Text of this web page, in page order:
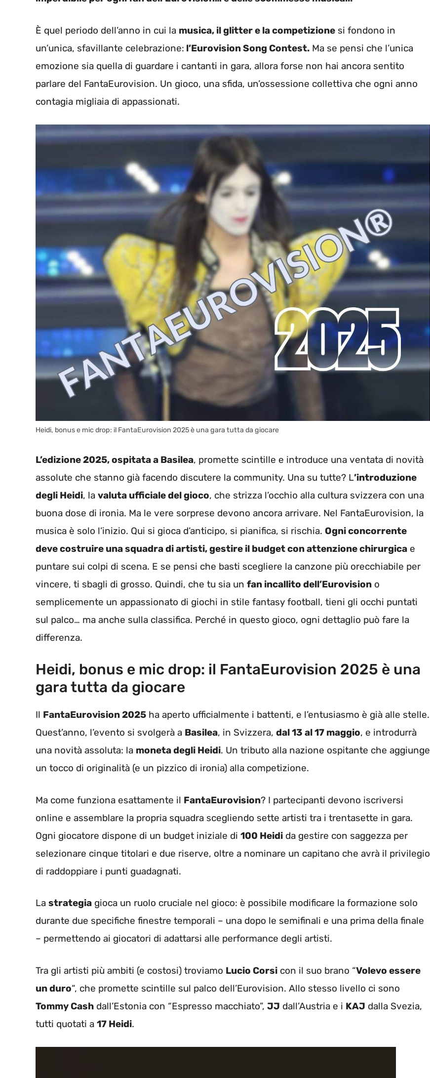
È quel periodo dell’anno in cui la musica, il glitter e la competizione si fondono in
un’unica, sfavillante celebrazione: l’Eurovision Song Contest. Ma se pensi che l’unica
emozione sia quella di guardare i cantanti in gara, allora forse non hai ancora sentito
parlare del FantaEurovision. Un gioco, una sfida, un’ossessione collettiva che ogni anno
contagia migliaia di appassionati.
Heidi, bonus e mic drop: il FantaEurovision 2025 è una gara tutta da giocare
L’edizione 2025, ospitata a Basilea, promette scintille e introduce una ventata di novità
assolute che stanno già facendo discutere la community. Una su tutte? L’introduzione
degli Heidi, la valuta ufficiale del gioco, che strizza l’occhio alla cultura svizzera con una
buona dose di ironia. Ma le vere sorprese devono ancora arrivare. Nel FantaEurovision, la
musica è solo l’inizio. Qui si gioca d’anticipo, si pianifica, si rischia. Ogni concorrente
deve costruire una squadra di artisti, gestire il budget con attenzione chirurgica e
puntare sui colpi di scena. E se pensi che basti scegliere la canzone più orecchiabile per
vincere, ti sbagli di grosso. Quindi, che tu sia un fan incallito dell’Eurovision o
semplicemente un appassionato di giochi in stile fantasy football, tieni gli occhi puntati
sul palco… ma anche sulla classifica. Perché in questo gioco, ogni dettaglio può fare la
differenza.
Heidi, bonus e mic drop: il FantaEurovision 2025 è una
gara tutta da giocare
Il FantaEurovision 2025 ha aperto ufficialmente i battenti, e l’entusiasmo è già alle stelle.
Quest’anno, l’evento si svolgerà a Basilea, in Svizzera, dal 13 al 17 maggio, e introdurrà
una novità assoluta: la moneta degli Heidi. Un tributo alla nazione ospitante che aggiunge
un tocco di originalità (e un pizzico di ironia) alla competizione.
Ma come funziona esattamente il FantaEurovision? I partecipanti devono iscriversi
online e assemblare la propria squadra scegliendo sette artisti tra i trentasette in gara.
Ogni giocatore dispone di un budget iniziale di 100 Heidi da gestire con saggezza per
selezionare cinque titolari e due riserve, oltre a nominare un capitano che avrà il privilegio
di raddoppiare i punti guadagnati.
La strategia gioca un ruolo cruciale nel gioco: è possibile modificare la formazione solo
durante due specifiche finestre temporali – una dopo le semifinali e una prima della finale
– permettendo ai giocatori di adattarsi alle performance degli artisti.
Tra gli artisti più ambiti (e costosi) troviamo Lucio Corsi con il suo brano “Volevo essere
un duro“, che promette scintille sul palco dell’Eurovision. Allo stesso livello ci sono
Tommy Cash dall’Estonia con “Espresso macchiato”, JJ dall’Austria e i KAJ dalla Svezia,
tutti quotati a 17 Heidi.